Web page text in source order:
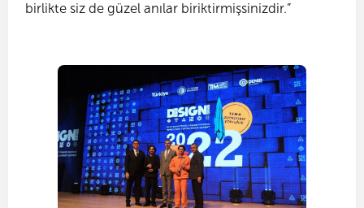
birlikte siz de güzel anılar biriktirmişsinizdir.”